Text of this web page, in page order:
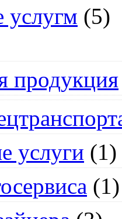
услугм (5)
продукция
услуги (1)
(1)